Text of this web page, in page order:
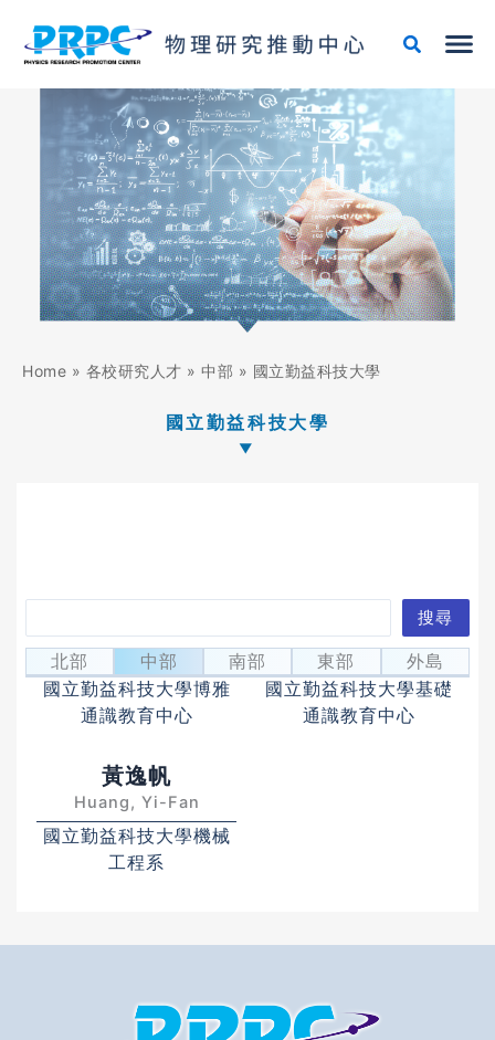
Home » 各校研究人才 » 中部 » 國立勤益科技大學
國立勤益科技大學
北殿義雄
Yoshio Kitadono
國立勤益科技大學博雅
通識教育中心
林家民
Lin, Chia-Min
國立勤益科技大學基礎
通識教育中心
黃逸帆
Huang, Yi-Fan
國立勤益科技大學機械
工程系
尋
搜尋
北部 中部 南部 東部 外島